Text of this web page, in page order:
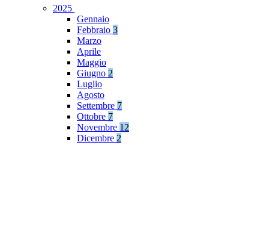
2025
Gennaio
Febbraio 3
Marzo
Aprile
Maggio
Giugno 2
Luglio
Agosto
Settembre 7
Ottobre 7
Novembre 12
Dicembre 2